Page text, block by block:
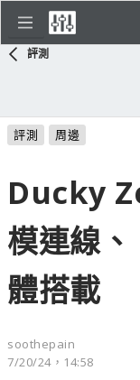
評測
評測 周邊
Ducky
模連線
體搭載
soothepain
7/20/24，14:58